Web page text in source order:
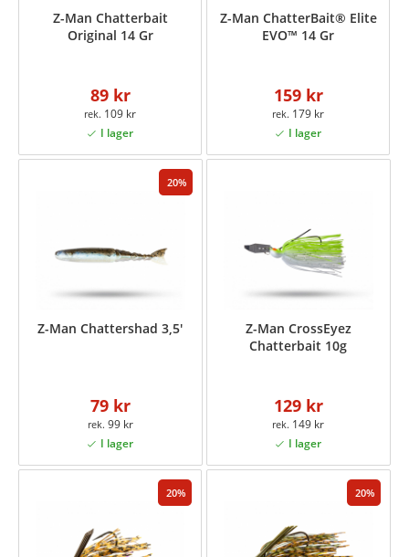
Z-Man Chatterbait
Original 14 Gr
89 kr
109 kr
Z-Man ChatterBait® Elite
EVO™ 14 Gr
159 kr
179 kr
20
Z-Man Chattershad 3,5'
79 kr
99 kr
Z-Man CrossEyez
Chatterbait 10g
129 kr
149 kr
20 20